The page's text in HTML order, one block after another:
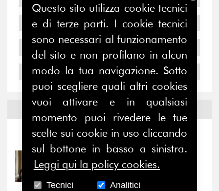
2006
2004
Notizie - Eventi
31/07/2026
Prima della pausa estiva,
il valore di...
Questo sito utilizza cookie tecnici
e di terze parti. I cookie tecnici
sono necessari al funzionamento
del sito e non profilano in alcun
modo la tua navigazione. Sotto
puoi scegliere quali altri cookies
vuoi attivare e in qualsiasi
momento puoi rivedere le tue
scelte sui cookie in uso cliccando
sul bottone in basso a sinistra.
Leggi qui la policy cookies.
Tecnici Analitici